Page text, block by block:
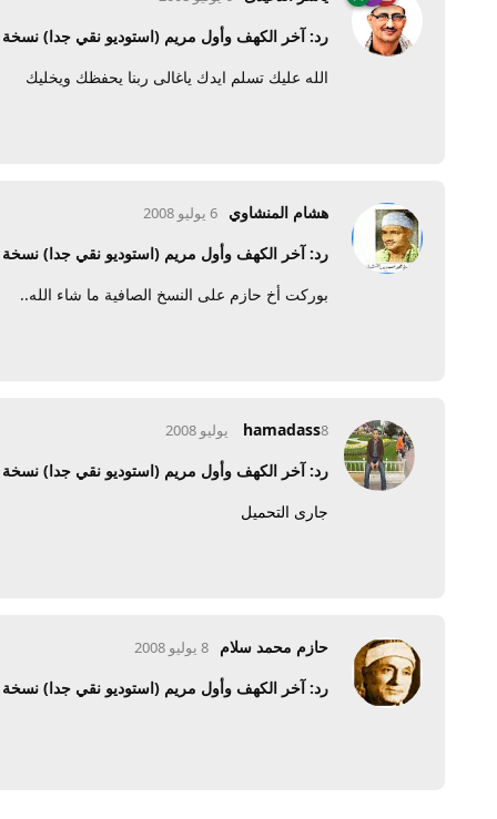
رد: آخر الكهف وأول مريم (استوديو نقي جدا)
الله عليك تسلم ايدك ياغالى ربنا يحفظك ويخليك
هشام المنشاوي 6 يوليو 2008
رد: آخر الكهف وأول مريم (استوديو نقي جدا)
بوركت أخ حازم على النسخ الصافية ما شاء الله..
hamadass8 يوليو 2008
رد: آخر الكهف وأول مريم (استوديو نقي جدا)
جارى التحميل
حازم محمد سلام 8 يوليو 2008
رد: آخر الكهف وأول مريم (استوديو نقي جدا)